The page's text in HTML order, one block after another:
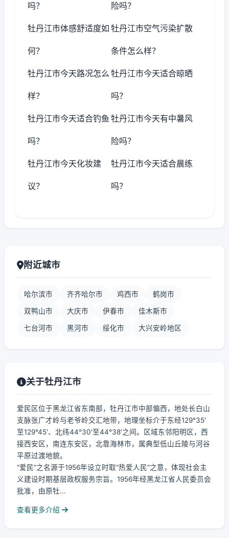
吗？ 险吗？
牡丹江市体感舒适度如
何？
牡丹江市空气污染扩散
条件怎么样？
牡丹江市今天路况怎么
样？
牡丹江市今天适合晾晒
吗？
牡丹江市今天适合钓鱼
吗？
牡丹江市今天有中暑风
险吗？
牡丹江市今天化妆建
议？
牡丹江市今天适合晨练
吗？
附近城市
哈尔滨市 齐齐哈尔市 鸡西市 鹤岗市
双鸭山市 大庆市 伊春市 佳木斯市
七台河市 黑河市 绥化市 大兴安岭地区
关于牡丹江市
爱民区位于黑龙江省东南部，牡丹江市中部偏西，地处长白山
支脉张广才岭与老爷岭交汇地带，地理坐标介于东经129°35′
至129°45′、北纬44°30′至44°38′之间。区域东邻阳明区，西
接西安区，南连东安区，北靠海林市，属典型低山丘陵与河谷
平原过渡地貌。
“爱民”之名源于1956年设立时取“热爱人民”之意，体现社会主
义建设时期基层政权服务宗旨。1956年经黑龙江省人民委员会
批准，由原牡...
查看更多介绍